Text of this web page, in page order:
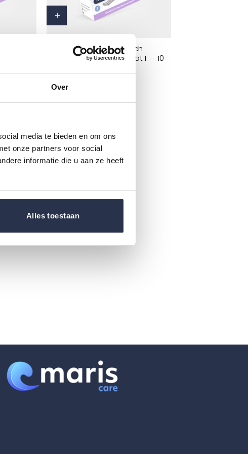
Over
media te bieden en om ons
onze partners voor social
informatie die u aan ze heeft
Alles toestaan
MarisGrip Elastisch
steunbuisverband Maat F – 10
24,95
winkelwagen